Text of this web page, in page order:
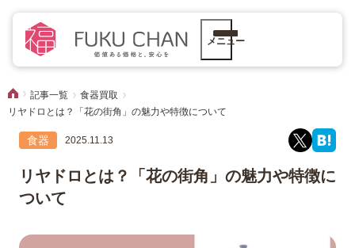
メニュー
記事一覧
食器買取
リヤドロとは？「花の街角」の魅力や特徴について
食器 2025.11.13
リヤドロとは？「花の街角」の魅力や特徴に
ついて